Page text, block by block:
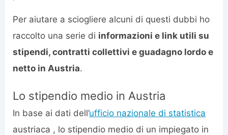
Per aiutare a sciogliere alcuni di questi dubbi ho
raccolto una serie di informazioni e link utili su
stipendi, contratti collettivi e guadagno lordo e
netto in Austria.
Lo stipendio medio in Austria
In base ai dati dell’ufficio nazionale di statistica
austriaca , lo stipendio medio di un impiegato in